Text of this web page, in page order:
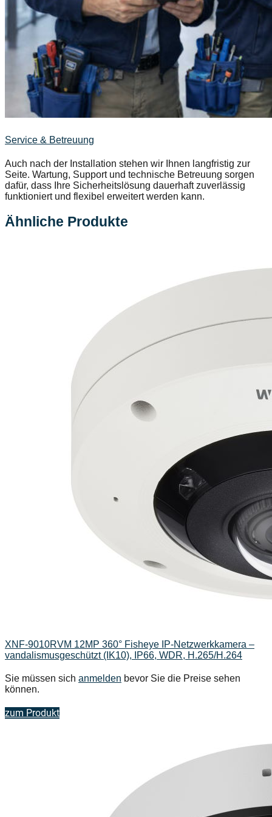
Service & Betreuung
Auch nach der Installation stehen wir Ihnen langfristig zur
Seite. Wartung, Support und technische Betreuung sorgen
dafür, dass Ihre Sicherheitslösung dauerhaft zuverlässig
funktioniert und flexibel erweitert werden kann.
Ähnliche Produkte
XNF-9010RVM 12MP 360° Fisheye IP-Netzwerkkamera –
vandalismusgeschützt (IK10), IP66, WDR, H.265/H.264
Sie müssen sich anmelden bevor Sie die Preise sehen
können.
zum Produkt